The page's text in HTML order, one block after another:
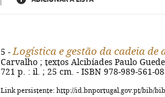
5 - Logística e gestão da cadeia de
Carvalho ; textos Alcibíades Paulo
721 p. : il. ; 25 cm. - ISBN 978-989-561-
Link persistente: http://id.bnportugal.gov.pt/bib/